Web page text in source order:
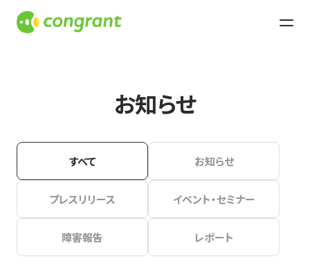
お知らせ
すべて お知らせ
プレスリリース イベント・セミナー
障害報告 レポート